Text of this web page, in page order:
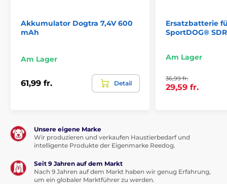
Akkumulator Dogtra 7,4V 600
mAh
Am Lager
61,99 fr. Detail
Ersatzbatterie
SportDOG®
Am Lager
36,99 fr.
29,59 fr.
Unsere eigene Marke
Wir produzieren und verkaufen Haustierbedarf und
intelligente Produkte der Eigenmarke Reedog.
Seit 9 Jahren auf dem Markt
Nach 9 Jahren auf dem Markt haben wir genug Erfahrung,
um ein globaler Marktführer zu werden.